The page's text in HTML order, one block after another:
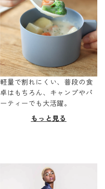
軽量で割れにくい、普段の食
卓はもちろん、キャンプやパ
ーティーでも大活躍。
もっと見る